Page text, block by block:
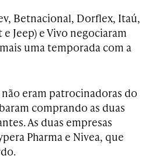
Betnacional, Dorflex, Itaú,
Jeep) e Vivo negociaram
uma temporada com a
eram patrocinadoras do
comprando as duas
As duas empresas
Pharma e Nivea, que